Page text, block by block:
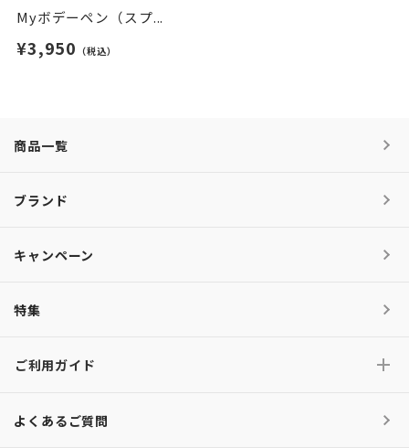
Myボデーペン（スプ...
¥3,950 （税込）
商品一覧
ブランド
キャンペーン
特集
ご利用ガイド
よくあるご質問